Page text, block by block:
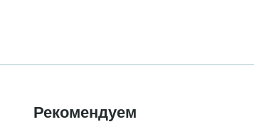
Рекомендуем